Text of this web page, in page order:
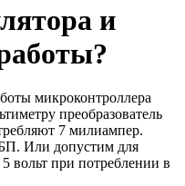
и
микроконтроллера
преобразователь
7 милиампер.
Или допустим для
вольт при потреблении в